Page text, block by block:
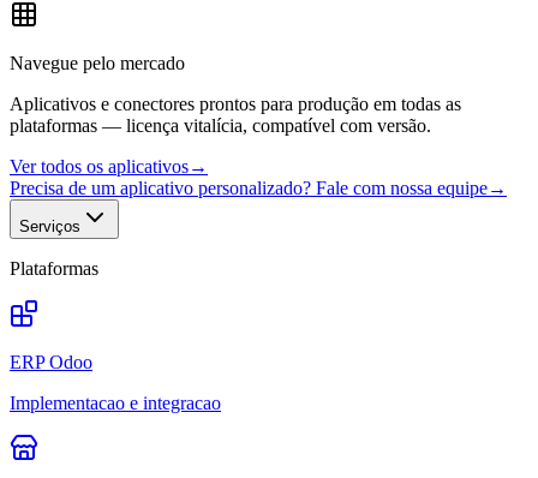
Navegue pelo mercado
Aplicativos e conectores prontos para produção em todas as
plataformas — licença vitalícia, compatível com versão.
Ver todos os aplicativos→
Precisa de um aplicativo personalizado? Fale com nossa equipe→
Serviços
Plataformas
ERP Odoo
Implementacao e integracao